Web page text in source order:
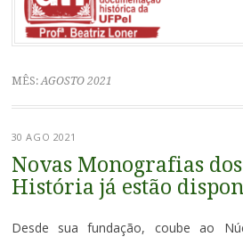
conteúdo
MÊS:AGOSTO 2021
30 AGO 2021
Novas Monografias
História já estão
Desde sua fundação, coube ao